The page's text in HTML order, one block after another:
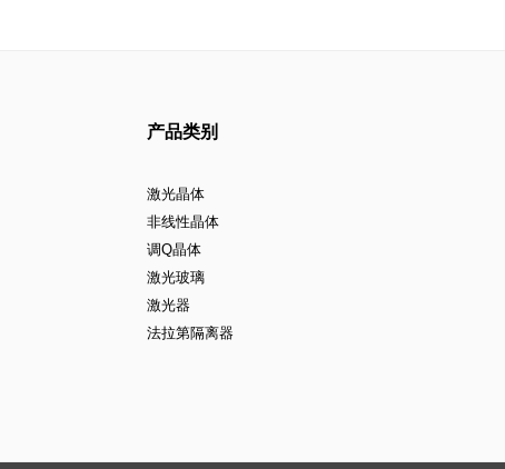
产品类别
激光晶体
非线性晶体
调Q晶体
激光玻璃
激光器
法拉第隔离器